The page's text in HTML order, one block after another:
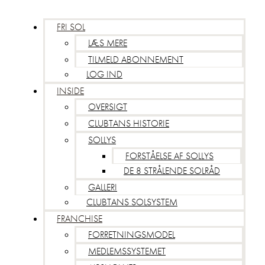
FRI SOL
LÆS MERE
TILMELD ABONNEMENT
LOG IND
INSIDE
OVERSIGT
CLUBTANS HISTORIE
SOLLYS
FORSTÅELSE AF SOLLYS
DE 8 STRÅLENDE SOLRÅD
GALLERI
CLUBTANS SOLSYSTEM
FRANCHISE
FORRETNINGSMODEL
MEDLEMSSYSTEMET